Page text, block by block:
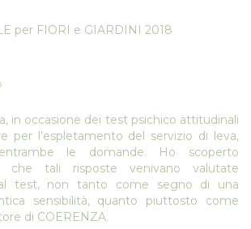
in occasione dei test psichico attitudinali
per l’espletamento del servizio di leva,
le domande. Ho scoperto
che tali risposte venivano valutate
test, non tanto come segno di una
sensibilità, quanto piuttosto come
di COERENZA.